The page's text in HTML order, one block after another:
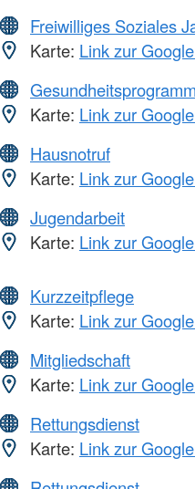
Freiwilliges Soziales
Karte: Link zur
Karte: Link zur
Hausnotruf
Karte: Link zur
Jugendarbeit
Karte: Link zur
Kurzzeitpflege
Karte: Link zur
Mitgliedschaft
Karte: Link zur
Rettungsdienst
Karte: Link zur